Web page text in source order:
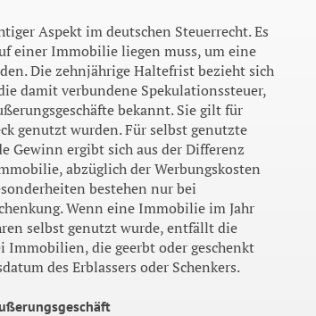
Aspekt im deutschen Steuerrecht. Es
einer Immobilie liegen muss, um eine
Die zehnjährige Haltefrist bezieht sich
damit verbundene Spekulationssteuer,
bekannt. Sie gilt für
genutzt wurden. Für selbst genutzte
Gewinn ergibt sich aus der Differenz
abzüglich der Werbungskosten
bestehen nur bei
Wenn eine Immobilie im Jahr
selbst genutzt wurde, entfällt die
Immobilien, die geerbt oder geschenkt
des Erblassers oder Schenkers.